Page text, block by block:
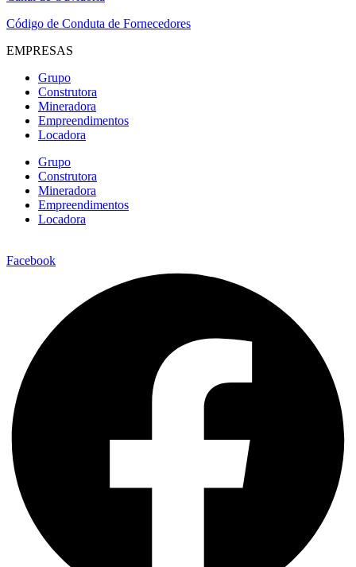
Código de Conduta de Fornecedores
EMPRESAS
Grupo
Construtora
Mineradora
Empreendimentos
Locadora
Grupo
Construtora
Mineradora
Empreendimentos
Locadora
Facebook